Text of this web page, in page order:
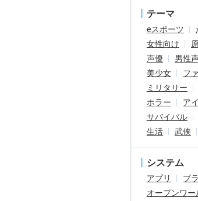
テーマ
eスポーツ
女性向け
声優
男性
美少女
フ
ミリタリー
ホラー
ア
サバイバル
生活
武侠
システム
アプリ ブ
オープンワー